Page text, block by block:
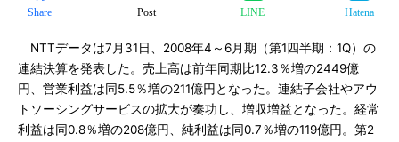
Share Post LINE Hatena
NTTデータは7月31日、2008年4～6月期（第1四半期：1Q）の
連結決算を発表した。売上高は前年同期比12.3％増の2449億
円、営業利益は同5.5％増の211億円となった。連結子会社やアウ
トソーシングサービスの拡大が奏功し、増収増益となった。経常
利益は同0.8％増の208億円、純利益は同0.7％増の119億円。第2